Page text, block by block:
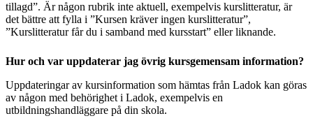
tillagd”. Är någon rubrik inte aktuell, exempelvis kurslitteratur, är
det bättre att fylla i ”Kursen kräver ingen kurslitteratur”,
”Kurslitteratur får du i samband med kursstart” eller liknande.
Hur och var uppdaterar jag övrig kursgemensam information?
Uppdateringar av kursinformation som hämtas från Ladok kan göras
av någon med behörighet i Ladok, exempelvis en
utbildningshandläggare på din skola.